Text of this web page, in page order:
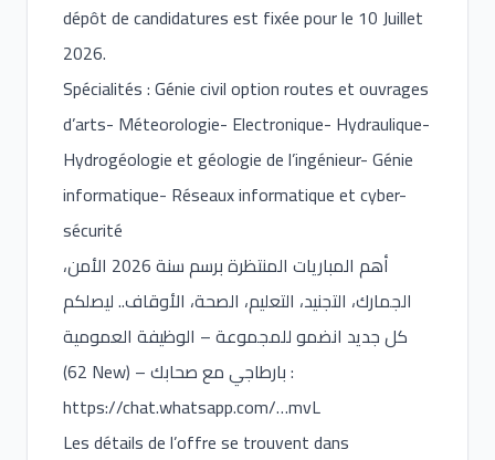
dépôt de candidatures est fixée pour le 10 Juillet
2026.
Spécialités : Génie civil option routes et ouvrages
d’arts- Méteorologie- Electronique- Hydraulique-
Hydrogéologie et géologie de l’ingénieur- Génie
informatique- Réseaux informatique et cyber-
sécurité
أهم المباريات المنتظرة برسم سنة 2026 الأمن،
الجمارك، التجنيد، التعليم، الصحة، الأوقاف.. ليصلكم
كل جديد انضمو للمجموعة – الوظيفة العمومية
(62 New) – بارطاجي مع صحابك :
https://chat.whatsapp.com/…mvL
Les détails de l’offre se trouvent dans